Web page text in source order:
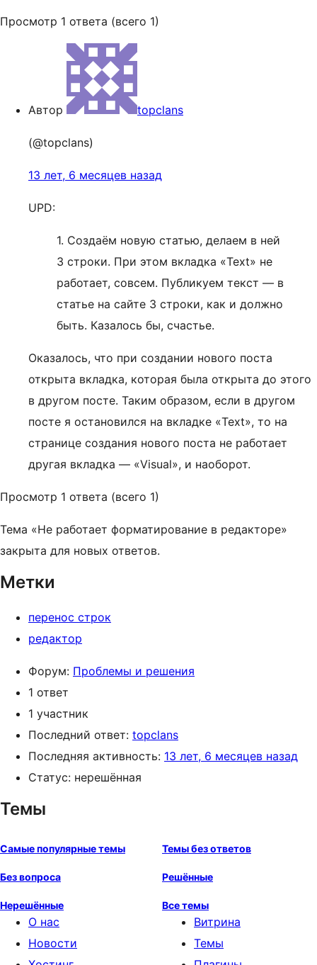
Просмотр 1 ответа (всего 1)
Автор topclans
(@topclans)
13 лет, 6 месяцев назад
UPD:
1. Создаём новую статью, делаем в ней
3 строки. При этом вкладка «Text» не
работает, совсем. Публикуем текст — в
статье на сайте 3 строки, как и должно
быть. Казалось бы, счастье.
Оказалось, что при создании нового поста
открыта вкладка, которая была открыта до этого
в другом посте. Таким образом, если в другом
посте я остановился на вкладке «Text», то на
странице создания нового поста не работает
другая вкладка — «Visual», и наоборот.
Просмотр 1 ответа (всего 1)
Тема «Не работает форматирование в редакторе»
закрыта для новых ответов.
Метки
перенос строк
редактор
Форум: Проблемы и решения
1 ответ
1 участник
Последний ответ: topclans
Последняя активность: 13 лет, 6 месяцев назад
Статус: нерешённая
Темы
Самые популярные темы Темы без ответов
Без вопроса Решённые
Нерешённые Все темы
О нас
Новости
Витрина
Темы